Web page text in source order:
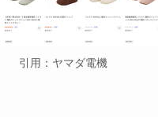
引用：ヤマダ電機